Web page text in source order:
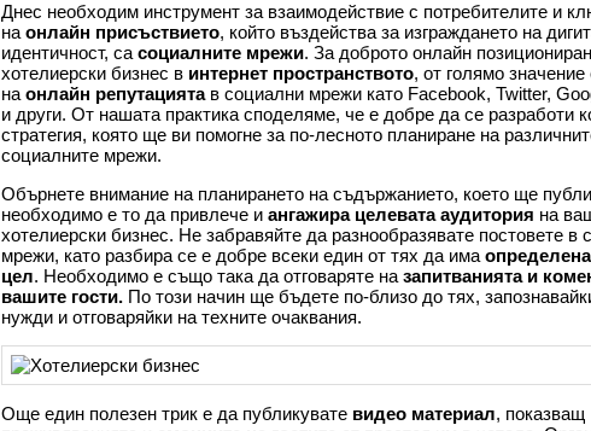
Днес необходим инструмент за взаимодействие с потребителите и
на онлайн присъствието, който въздейства за изграждането на
идентичност, са социалните мрежи. За доброто онлайн
хотелиерски бизнес в интернет пространството, от голямо
на онлайн репутациятав социални мрежи като Facebook, Twitter,
и други. От нашата практика споделяме, че е добре да се разработи
стратегия, която ще ви помогне за по-лесното планиране на
социалните мрежи.
Обърнете внимание на планирането на съдържанието, което ще
необходимо е то да привлече и ангажира целевата аудитория на
хотелиерски бизнес. Не забравяйте да разнообразявате постовете в
мрежи, като разбира се е добре всеки един от тях да има
цел. Необходимо е също така да отговаряте на запитванията и
вашите гости. По този начин ще бъдете по-близо до тях,
нужди и отговаряйки на техните очаквания.
Още един полезен трик е да публикувате видео материал, показващ